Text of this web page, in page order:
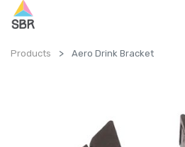
Products Aero Drink Bracket